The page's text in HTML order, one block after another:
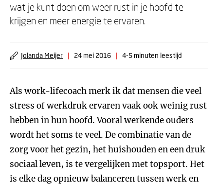
wat je kunt doen om weer rust in je hoofd te
krijgen en meer energie te ervaren.
Jolanda Meijer | 24 mei 2016 | 4-5 minuten leestijd
Als work-lifecoach merk ik dat mensen die veel
stress of werkdruk ervaren vaak ook weinig rust
hebben in hun hoofd. Vooral werkende ouders
wordt het soms te veel. De combinatie van de
zorg voor het gezin, het huishouden en een druk
sociaal leven, is te vergelijken met topsport. Het
is elke dag opnieuw balanceren tussen werk en